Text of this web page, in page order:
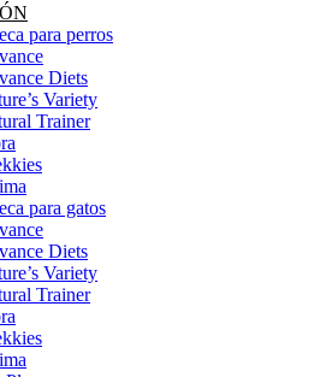
para perros
Diets
Variety
Trainer
para gatos
Diets
Variety
Trainer